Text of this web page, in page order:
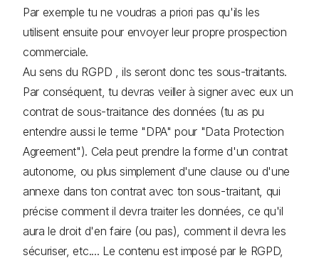
Par exemple tu ne voudras a priori pas qu'ils les
utilisent ensuite pour envoyer leur propre prospection
commerciale.
Au sens du RGPD , ils seront donc tes sous-traitants.
Par conséquent, tu devras veiller à signer avec eux un
contrat de sous-traitance des données (tu as pu
entendre aussi le terme "DPA" pour "Data Protection
Agreement"). Cela peut prendre la forme d'un contrat
autonome, ou plus simplement d'une clause ou d'une
annexe dans ton contrat avec ton sous-traitant, qui
précise comment il devra traiter les données, ce qu'il
aura le droit d'en faire (ou pas), comment il devra les
sécuriser, etc.... Le contenu est imposé par le RGPD,